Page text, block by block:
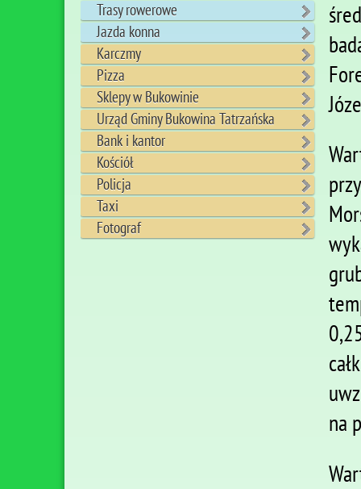
Trasy rowerowe
Jazda konna
Karczmy
Pizza
Sklepy w Bukowinie
Urząd Gminy Bukowina Tatrzańska
Bank i kantor
Kościół
Policja
Taxi
Fotograf
na